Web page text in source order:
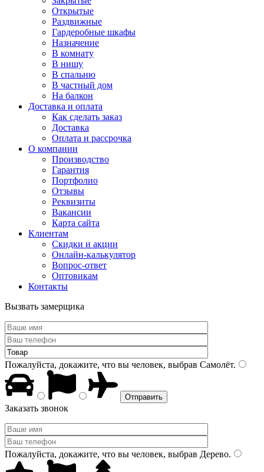
Открытые
Раздвижные
Гардеробные шкафы
Назначение
В комнату
В нишу
В спальню
В частный дом
На балкон
Доставка и оплата
Как сделать заказ
Доставка
Оплата и рассрочка
О компании
Производство
Гарантия
Портфолио
Отзывы
Реквизиты
Вакансии
Карта сайта
Клиентам
Скидки и акции
Онлайн-калькулятор
Вопрос-ответ
Оптовикам
Контакты
Вызвать замерщика
Пожалуйста, докажите, что вы человек, выбрав Самолёт.
Заказать звонок
Пожалуйста, докажите, что вы человек, выбрав Дерево.